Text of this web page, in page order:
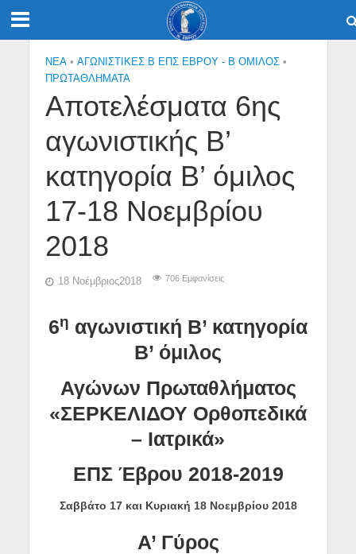
NEA • ΑΓΩΝΙΣΤΙΚΕΣ Β ΕΠΣ ΕΒΡΟΥ - Β ΟΜΙΛΟΣ •
ΠΡΩΤΑΘΛΉΜΑΤΑ
Αποτελέσματα 6ης
αγωνιστικής Β’
κατηγορία Β’ όμιλος
17-18 Νοεμβρίου
2018
18 Νοέμβριος2018 706 Εμφανίσεις
6η αγωνιστική Β’ κατηγορία
Β’ όμιλος
Αγώνων Πρωταθλήματος
«ΣΕΡΚΕΛΙΔΟΥ Ορθοπεδικά
– Ιατρικά»
ΕΠΣ Έβρου 2018-2019
Σαββάτο 17 και Κυριακή 18 Νοεμβρίου 2018
Α’ Γύρος